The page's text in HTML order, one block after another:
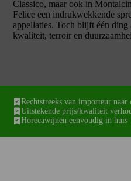
Classico, maar ook in
Felice een indrukwekkende
appellaties. Toch blijft één
kwaliteit, terroir en
Rechtstreeks van importeur naar
Uitstekende prijs/kwaliteit
Horecawijnen eenvoudig in huis